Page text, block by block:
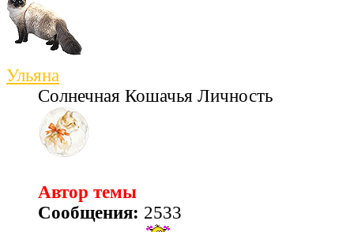
Ульяна
Солнечная Кошачья Личность
Автор темы
Сообщения: 2533